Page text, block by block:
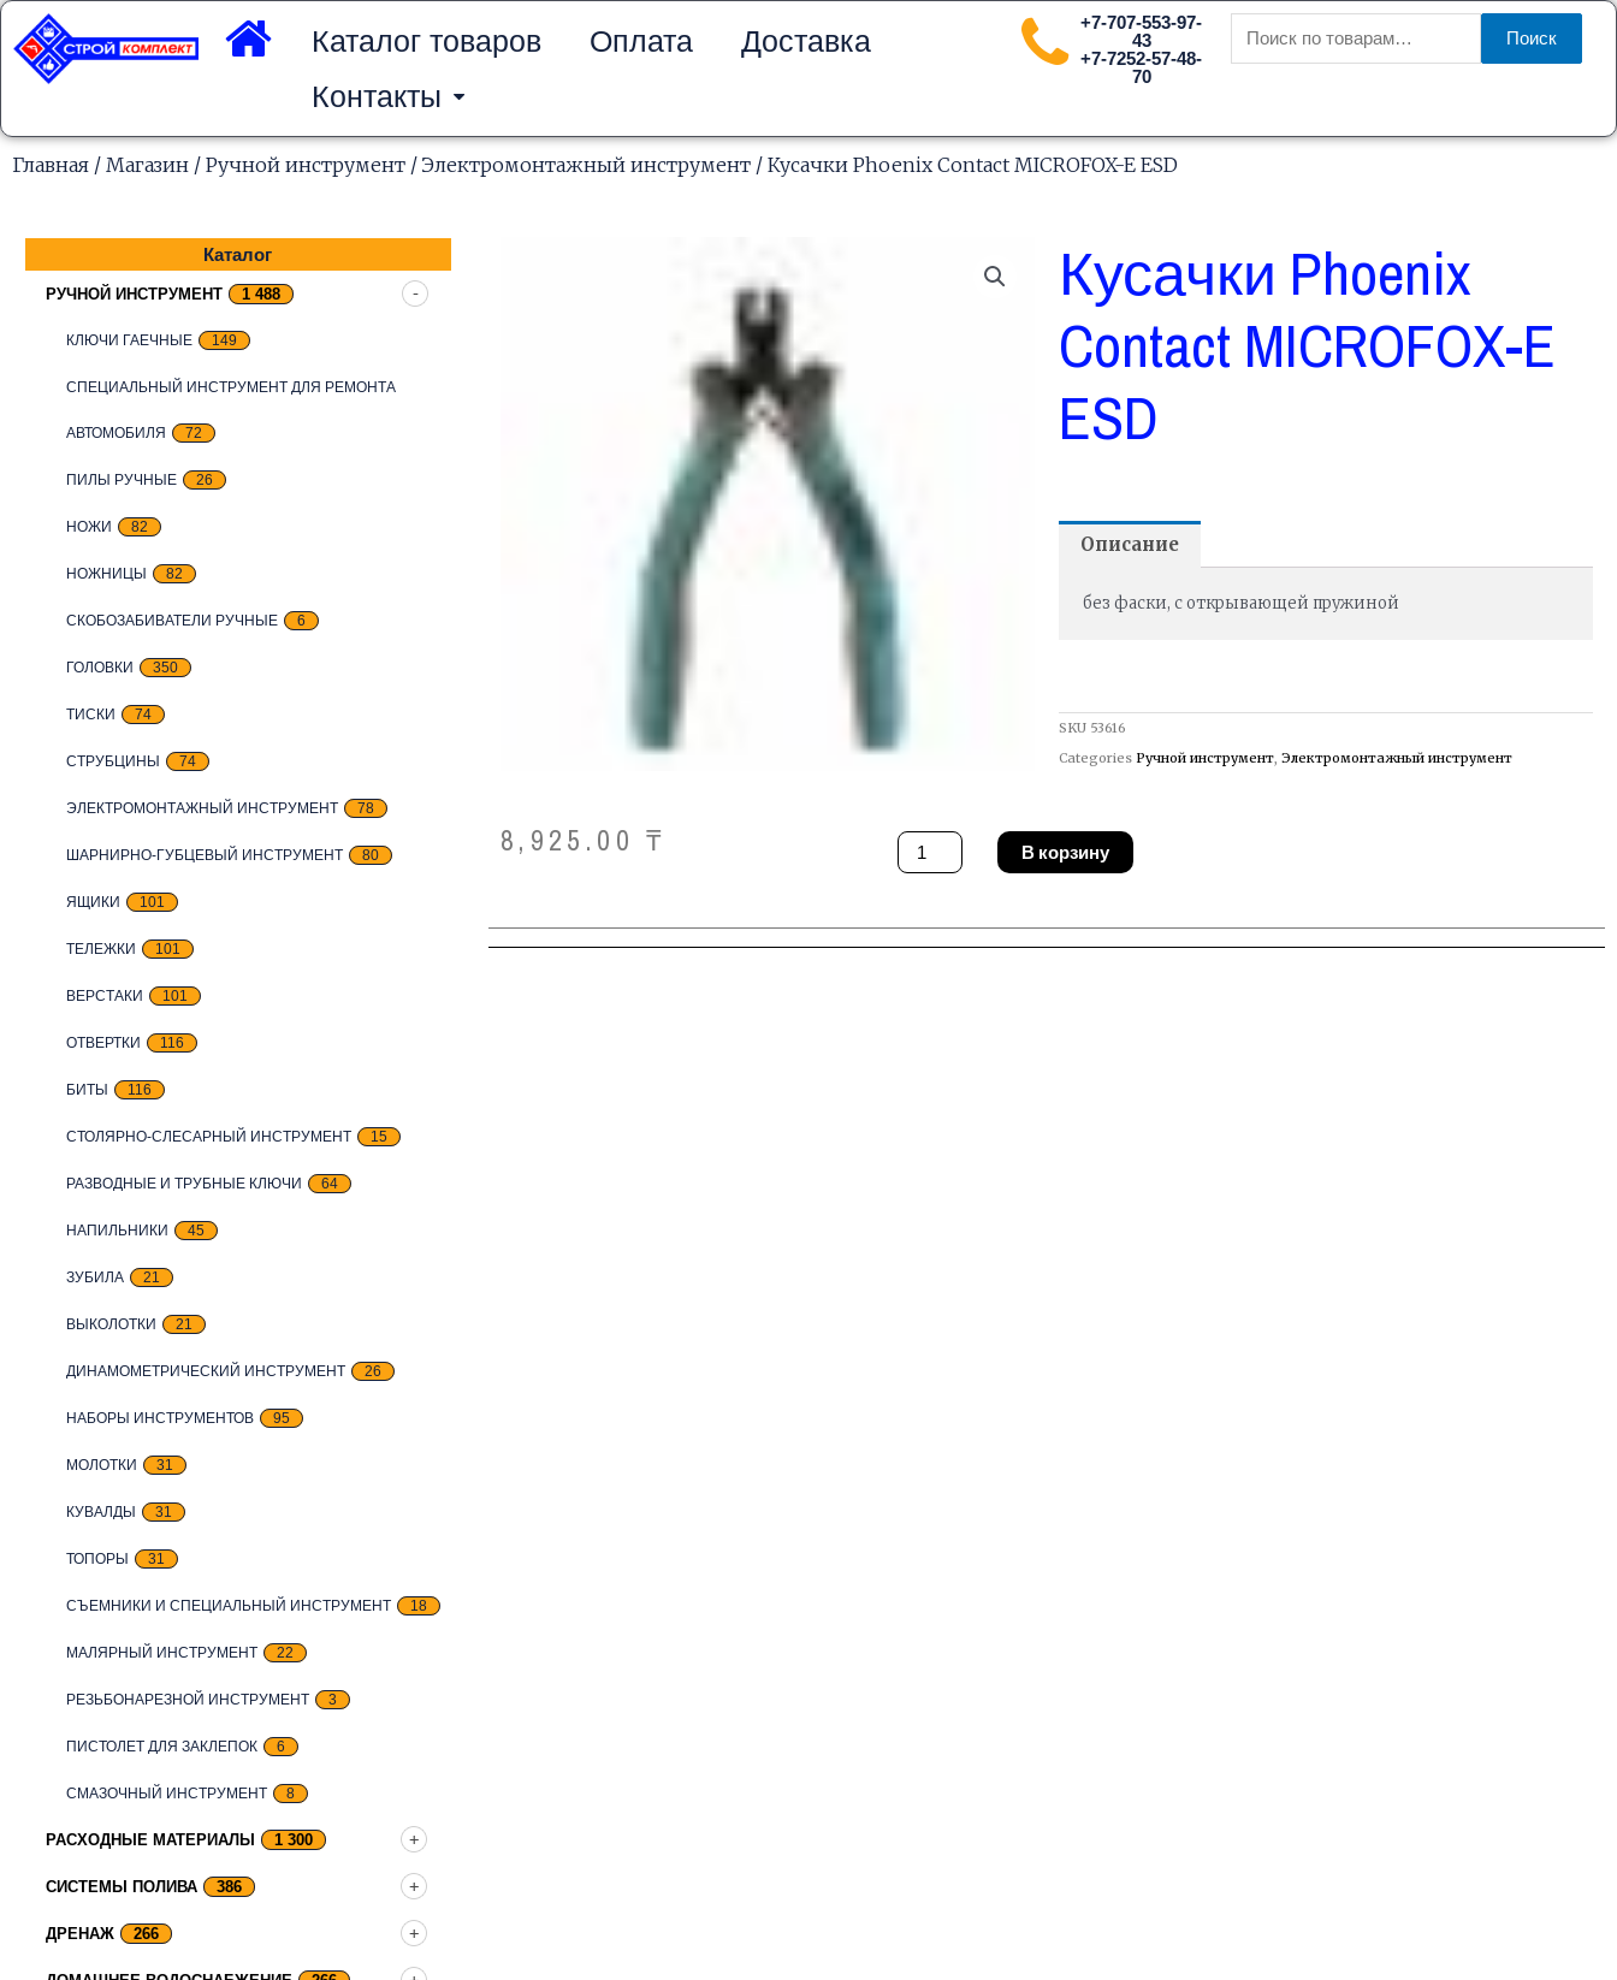
Перейти
содержимому
Каталог товаров Оплата
Доставка
Контакты
+7-707-553-97-
43
+7-7252-57-48-
70
Искать:
Поиск
Главная / Магазин / Ручной инструмент / Электромонтажный инструмент / Кусачки Phoenix Contact MICROFOX-E ESD
Каталог
РУЧНОЙ ИНСТРУМЕНТ 1 488
КЛЮЧИ ГАЕЧНЫЕ 149
СПЕЦИАЛЬНЫЙ ИНСТРУМЕНТ ДЛЯ РЕМОНТА
АВТОМОБИЛЯ 72
ПИЛЫ РУЧНЫЕ 26
НОЖИ 82
НОЖНИЦЫ 82
СКОБОЗАБИВАТЕЛИ РУЧНЫЕ 6
ГОЛОВКИ 350
ТИСКИ 74
СТРУБЦИНЫ 74
ЭЛЕКТРОМОНТАЖНЫЙ ИНСТРУМЕНТ 78
ШАРНИРНО-ГУБЦЕВЫЙ ИНСТРУМЕНТ 80
ЯЩИКИ 101
ТЕЛЕЖКИ 101
ВЕРСТАКИ 101
ОТВЕРТКИ 116
БИТЫ 116
СТОЛЯРНО-СЛЕСАРНЫЙ ИНСТРУМЕНТ 15
РАЗВОДНЫЕ И ТРУБНЫЕ КЛЮЧИ 64
НАПИЛЬНИКИ 45
ЗУБИЛА 21
ВЫКОЛОТКИ 21
ДИНАМОМЕТРИЧЕСКИЙ ИНСТРУМЕНТ 26
НАБОРЫ ИНСТРУМЕНТОВ 95
МОЛОТКИ 31
КУВАЛДЫ 31
ТОПОРЫ 31
СЪЕМНИКИ И СПЕЦИАЛЬНЫЙ ИНСТРУМЕНТ 18
МАЛЯРНЫЙ ИНСТРУМЕНТ 22
РЕЗЬБОНАРЕЗНОЙ ИНСТРУМЕНТ 3
ПИСТОЛЕТ ДЛЯ ЗАКЛЕПОК 6
СМАЗОЧНЫЙ ИНСТРУМЕНТ 8
РАСХОДНЫЕ МАТЕРИАЛЫ 1 300
СИСТЕМЫ ПОЛИВА 386
ДРЕНАЖ 266
Кусачки Phoenix
Contact MICROFOX-E
ESD
Описание
без фаски, с открывающей пружиной
SKU 53616
Categories Ручной инструмент, Электромонтажный инструмент
8,925.00₸
Количество
товара
Кусачки
MICROFOX-
E
В корзину